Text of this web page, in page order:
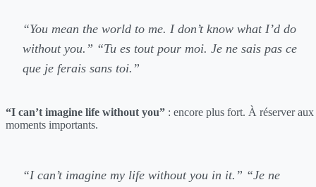
“You mean the world to me. I don’t know what I’d do
without you.” “Tu es tout pour moi. Je ne sais pas ce
que je ferais sans toi.”
“I can’t imagine life without you” : encore plus fort. À réserver aux
moments importants.
“I can’t imagine my life without you in it.” “Je ne